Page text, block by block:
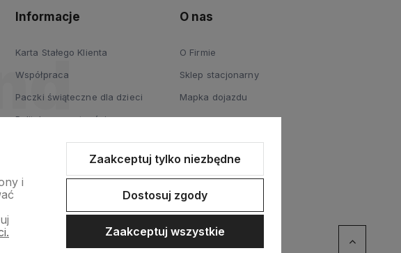
Informacje
Karta Stałego Klienta
Współpraca
Paczki świąteczne dla dzieci
Polityka prywatności
O nas
O Firmie
Sklep stacjonarny
Mapka dojazdu
i
Zaakceptuj tylko niezbędne
Dostosuj zgody
Zaakceptuj wszystkie